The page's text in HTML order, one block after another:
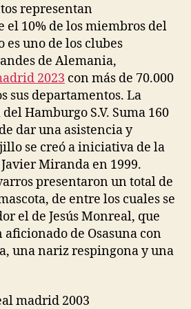
representan
el 10% de los miembros del
es uno de los clubes
de Alemania,
2023 con más de 70.000
sus departamentos. La
Hamburgo S.V. Suma 160
dar una asistencia y
se creó a iniciativa de la
Miranda en 1999.
presentaron un total de
de entre los cuales se
el de Jesús Monreal, que
de Osasuna con
una nariz respingona y una